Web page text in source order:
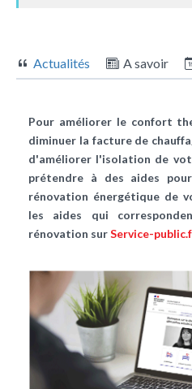
Actualités A savoir
Pour améliorer le confort
diminuer la facture de
d'améliorer l'isolation de
prétendre à des aides
rénovation énergétique de
les aides qui
rénovation surService-